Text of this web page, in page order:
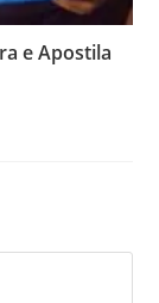
e Apostila